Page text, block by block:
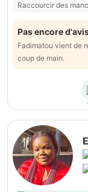
Raccourcir des
Pas encore
Fadimatou vient de
coup de main.